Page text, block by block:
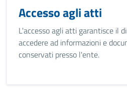
Accesso agli atti
L'accesso agli atti garantisce il
accedere ad informazioni e
conservati presso l'ente.